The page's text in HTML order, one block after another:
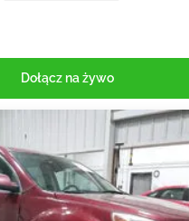
Dołącz na żywo